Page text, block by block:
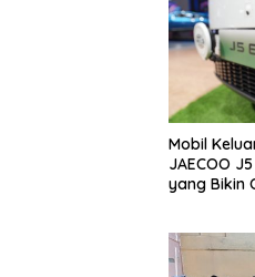
Mobil
JAECOO
yang Bikin